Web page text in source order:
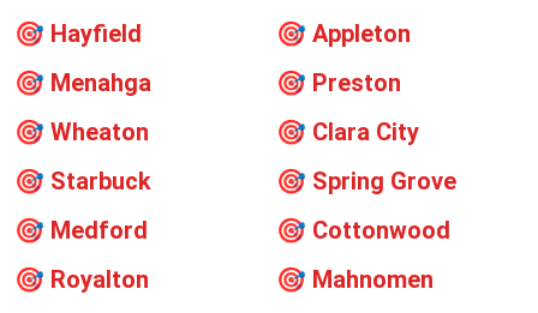
🎯 Hayfield 🎯 Appleton
🎯 Menahga 🎯 Preston
🎯 Wheaton 🎯 Clara City
🎯 Starbuck 🎯 Spring Grove
🎯 Medford 🎯 Cottonwood
🎯 Royalton 🎯 Mahnomen